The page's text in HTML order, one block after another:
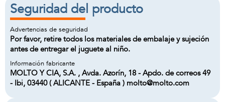
Seguridad del producto
Advertencias de seguridad
Por favor, retire todos los materiales de embalaje y sujeción
antes de entregar el juguete al niño.
Información fabricante
MOLTO Y CIA, S.A. , Avda. Azorín, 18 - Apdo. de correos 49
- Ibi, 03440 ( ALICANTE - España ) molto@molto.com